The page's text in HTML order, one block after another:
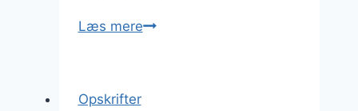
Læs mereSvinekæber
Opskrifter